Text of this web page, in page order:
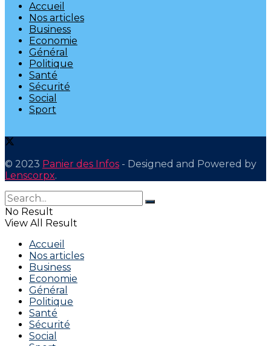
Accueil
Nos articles
Business
Economie
Général
Politique
Santé
Sécurité
Social
Sport
© 2023 Panier des Infos - Designed and Powered by
Lenscorpx.
No Result
View All Result
Accueil
Nos articles
Business
Economie
Général
Politique
Santé
Sécurité
Social